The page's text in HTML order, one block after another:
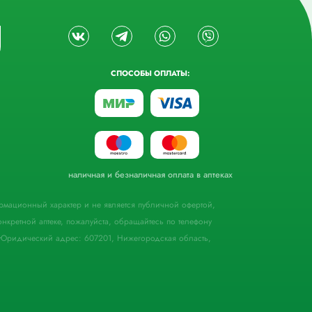
СПОСОБЫ ОПЛАТЫ:
наличная и безналичная оплата в аптеках
характер и не является публичной офертой,
аптеке, пожалуйста, обращайтесь по телефону
адрес: 607201, Нижегородская область,